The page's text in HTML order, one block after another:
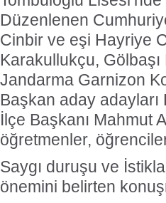
Düzenlenen
Cinbir ve eşi Hayriye
Karakullukçu,
Jandarma Garnizon
Başkan aday
İlçe Başkanı Mahmut
öğretmenler,
Saygı duruşu ve
önemini belirten